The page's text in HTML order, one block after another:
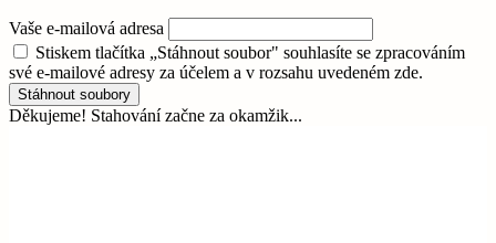
Vaše e-mailová adresa
Stiskem tlačítka „Stáhnout soubor" souhlasíte se zpracováním
své e-mailové adresy za účelem a v rozsahu uvedeném zde.
Stáhnout soubory
Děkujeme! Stahování začne za okamžik...